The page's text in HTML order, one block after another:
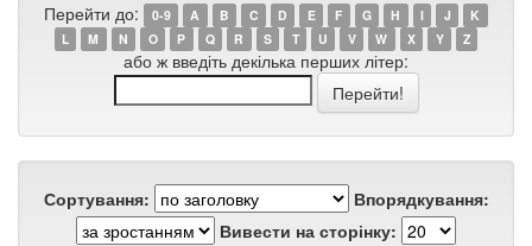
Перейти до: 0-9 A B C D E F G H I J
K
L
M N O P Q R S T U V W X Y Z
або ж введіть декілька перших літер:
Сортування:
Впорядкування:
Вивести на сторінку: